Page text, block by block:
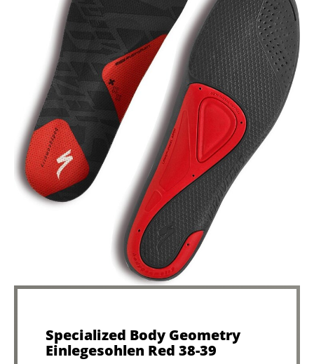
Specialized Body Geometry
Einlegesohlen Red 38-39